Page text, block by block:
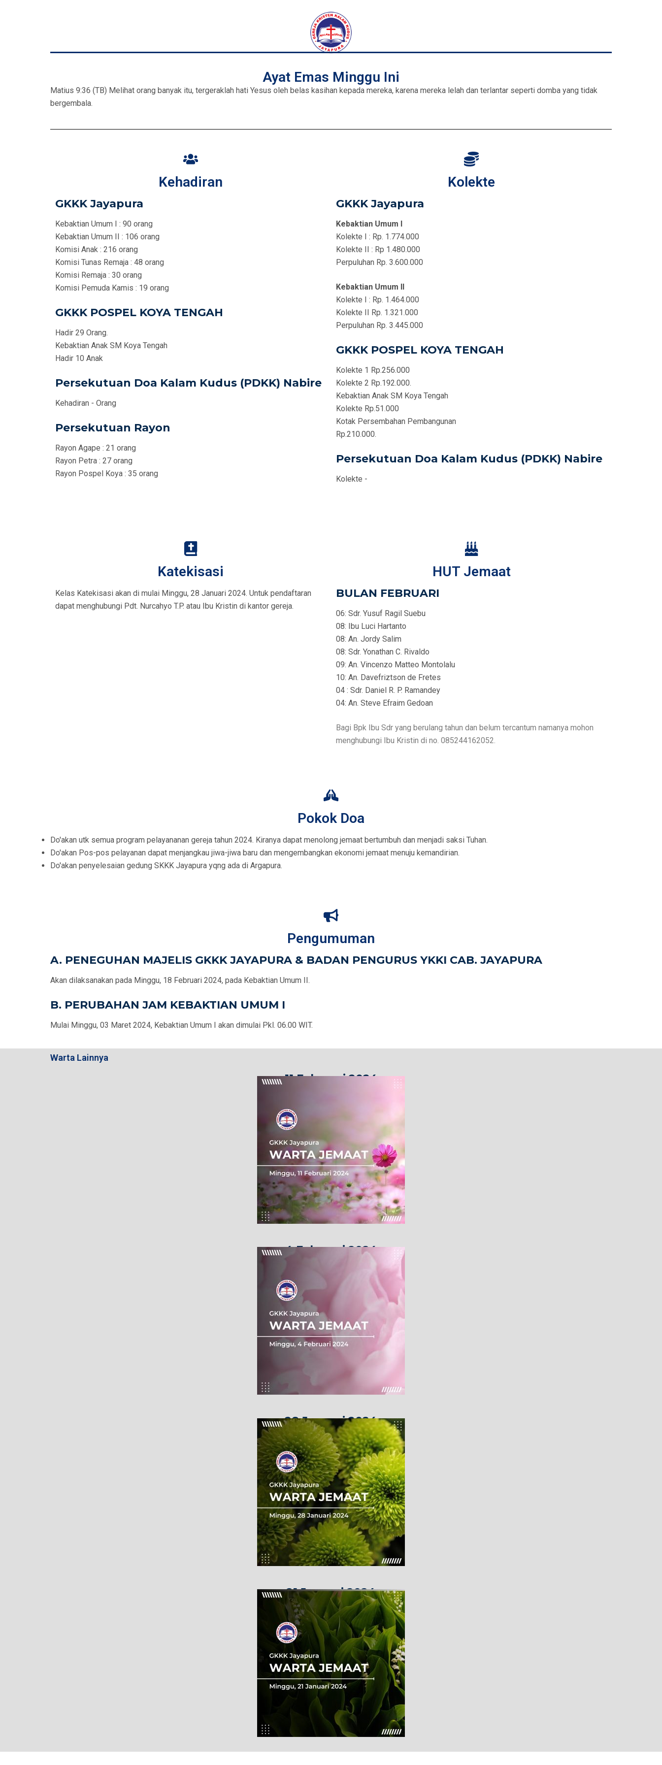
Ayat Emas Minggu Ini
Matius 9:36 (TB) Melihat orang banyak itu, tergeraklah hati Yesus oleh belas kasihan kepada mereka, karena mereka lelah dan terlantar seperti domba yang tidak
bergembala.
Kehadiran
GKKK Jayapura
Kebaktian Umum I : 90 orang
Kebaktian Umum II : 106 orang
Komisi Anak : 216 orang
Komisi Tunas Remaja : 48 orang
Komisi Remaja : 30 orang
Komisi Pemuda Kamis : 19 orang
GKKK POSPEL KOYA TENGAH
Hadir 29 Orang.
Kebaktian Anak SM Koya Tengah
Hadir 10 Anak
Persekutuan Doa Kalam Kudus (PDKK) Nabire
Kehadiran - Orang
Persekutuan Rayon
Rayon Agape : 21 orang
Rayon Petra : 27 orang
Rayon Pospel Koya : 35 orang
Kolekte
GKKK Jayapura
Kebaktian Umum I
Kolekte I : Rp. 1.774.000
Kolekte II : Rp 1.480.000
Perpuluhan Rp. 3.600.000
Kebaktian Umum II
Kolekte I : Rp. 1.464.000
Kolekte II Rp. 1.321.000
Perpuluhan Rp. 3.445.000
GKKK POSPEL KOYA TENGAH
Kolekte 1 Rp.256.000
Kolekte 2 Rp.192.000.
Kebaktian Anak SM Koya Tengah
Kolekte Rp.51.000
Kotak Persembahan Pembangunan
Rp.210.000.
Persekutuan Doa Kalam Kudus (PDKK) Nabire
Kolekte -
Katekisasi
Kelas Katekisasi akan di mulai Minggu, 28 Januari 2024. Untuk pendaftaran
dapat menghubungi Pdt. Nurcahyo T.P. atau Ibu Kristin di kantor gereja.
HUT Jemaat
BULAN FEBRUARI
06: Sdr. Yusuf Ragil Suebu
08: Ibu Luci Hartanto
08: An. Jordy Salim
08: Sdr. Yonathan C. Rivaldo
09: An. Vincenzo Matteo Montolalu
10: An. Davefriztson de Fretes
04 : Sdr. Daniel R. P. Ramandey
04: An. Steve Efraim Gedoan
Bagi Bpk Ibu Sdr yang berulang tahun dan belum tercantum namanya mohon
menghubungi Ibu Kristin di no. 085244162052.
Pokok Doa
Do'akan utk semua program pelayananan gereja tahun 2024. Kiranya dapat menolong jemaat bertumbuh dan menjadi saksi Tuhan.
Do'akan Pos-pos pelayanan dapat menjangkau jiwa-jiwa baru dan mengembangkan ekonomi jemaat menuju kemandirian.
Do'akan penyelesaian gedung SKKK Jayapura yqng ada di Argapura.
Pengumuman
A. PENEGUHAN MAJELIS GKKK JAYAPURA & BADAN PENGURUS YKKI CAB. JAYAPURA
Akan dilaksanakan pada Minggu, 18 Februari 2024, pada Kebaktian Umum II.
B. PERUBAHAN JAM KEBAKTIAN UMUM I
Mulai Minggu, 03 Maret 2024, Kebaktian Umum I akan dimulai Pkl. 06.00 WIT.
Warta Lainnya
11 Februari 2024
4 Februari 2024
28 Januari 2024
21 Januari 2024